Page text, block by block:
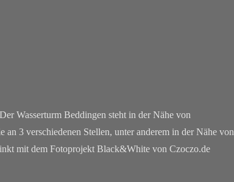
Wasserturm Beddingen steht in der Nähe von
3 verschiedenen Stellen, unter anderem in der Nähe von
mit dem Fotoprojekt Black&White von Czoczo.de